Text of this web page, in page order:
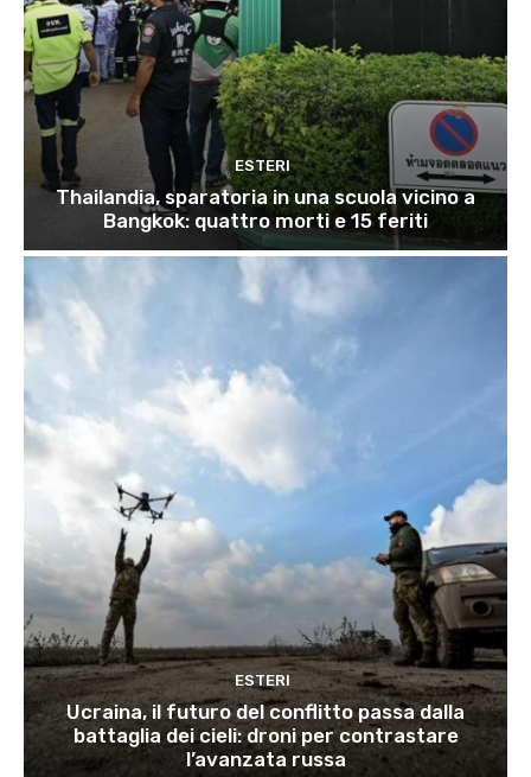
ESTERI
Thailandia, sparatoria in una scuola vicino a
Bangkok: quattro morti e 15 feriti
ESTERI
Ucraina, il futuro del conflitto passa dalla
battaglia dei cieli: droni per contrastare
l’avanzata russa